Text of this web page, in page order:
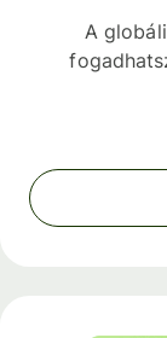
A